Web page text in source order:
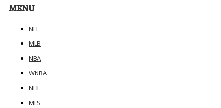
MENU
NFL
MLB
NBA
WNBA
NHL
MLS